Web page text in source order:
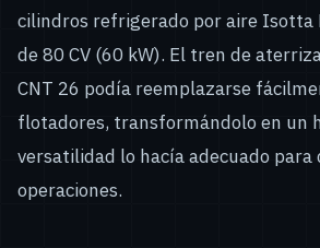
cilindros refrigerado por aire Isotta
de 80 CV (60 kW). El tren de
CNT 26 podía reemplazarse
flotadores, transformándolo en un
versatilidad lo hacía adecuado para
operaciones.